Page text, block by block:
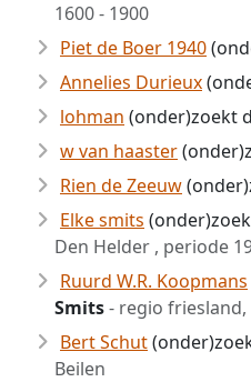
1600 - 1900
Piet de Boer 1940
Annelies Durieux
lohman (onder)zoekt
w van haaster
Rien de Zeeuw
Elke smits
Den Helder , periode
Ruurd W.R. Koopmans
Smits- regio friesland,
Bert Schut
Beilen